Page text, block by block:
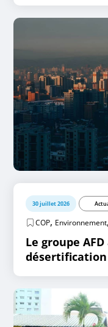
30 juillet 2026
COP, Environnement
Le groupe
désertification